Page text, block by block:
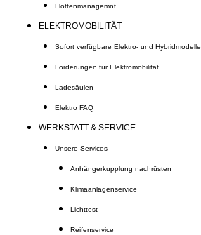
Flottenmanagemnt
ELEKTROMOBILITÄT
Sofort verfügbare Elektro- und Hybridmodelle
Förderungen für Elektromobilität
Ladesäulen
Elektro FAQ
WERKSTATT & SERVICE
Unsere Services
Anhängerkupplung nachrüsten
Klimaanlagenservice
Lichttest
Reifenservice